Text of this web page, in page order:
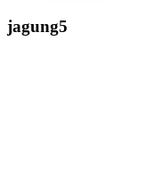
jagung5